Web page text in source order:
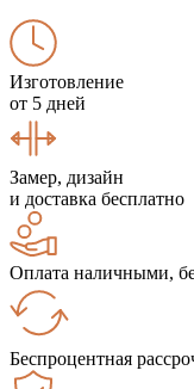
Изготовление
от 5 дней
Замер, дизайн
и доставка бесплатно
Оплата наличными,
Беспроцентная